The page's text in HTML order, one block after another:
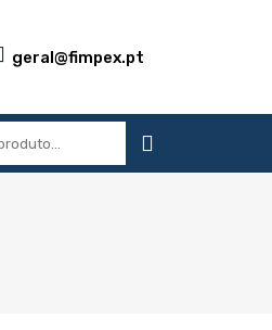
geral@fimpex.pt